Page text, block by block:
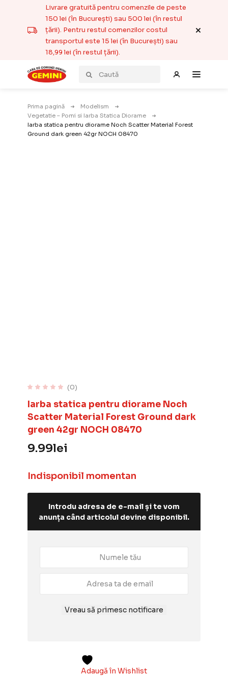
Livrare gratuită pentru comenzile de peste
150 lei (în București) sau 500 lei (în restul
țării). Pentru restul comenzilor costul
transportul este 15 lei (în București) sau
18,99 lei (în restul țării).
Prima pagină
Modelism
Vegetatie – Pomi si Iarba Statica Diorame
Iarba statica pentru diorame Noch Scatter Material Forest
Ground dark green 42gr NOCH 08470
(0)
Iarba statica pentru diorame Noch
Scatter Material Forest Ground dark
green 42gr NOCH 08470
9.99lei
Indisponibil momentan
Introdu adresa de e-mail și te vom
anunța când articolul devine disponibil.
Vreau să primesc notificare
Adaugă în Wishlist